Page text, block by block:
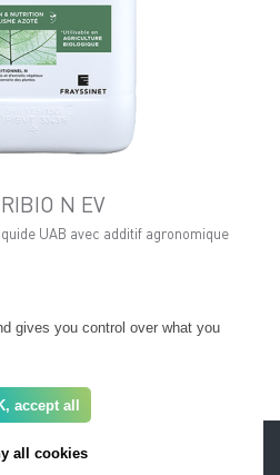
N EV
UAB avec additif agronomique
produits
gives you control over what you
accept all
all cookies